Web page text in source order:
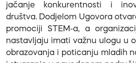
jačanje konkurentnosti i
društva. Dodjelom Ugovora
promociji STEM-a, a
nastavljaju imati važnu ulogu u
obrazovanja i poticanju mladih